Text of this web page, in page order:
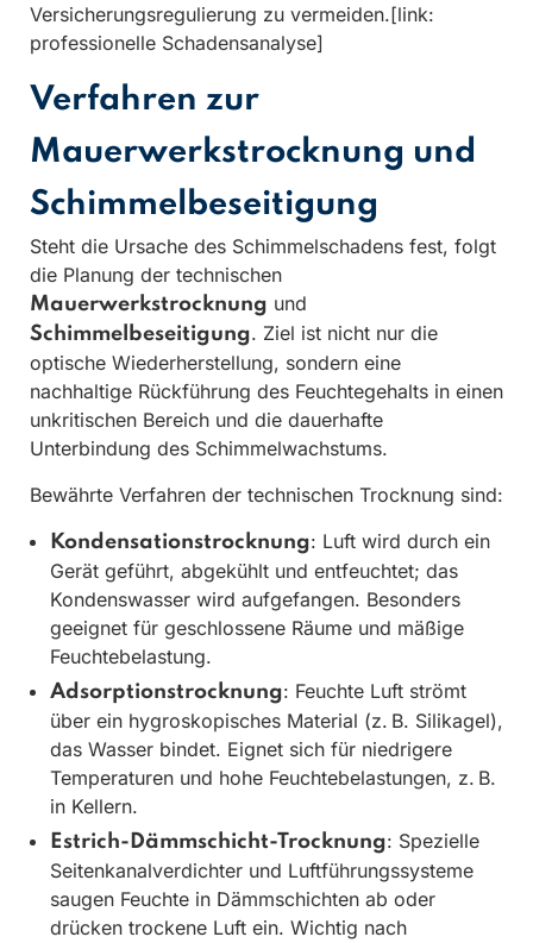
Versicherungsregulierung zu vermeiden.[link:
professionelle Schadensanalyse]
Verfahren zur
Mauerwerkstrocknung und
Schimmelbeseitigung
Steht die Ursache des Schimmelschadens fest, folgt
die Planung der technischen
Mauerwerkstrocknung und
Schimmelbeseitigung. Ziel ist nicht nur die
optische Wiederherstellung, sondern eine
nachhaltige Rückführung des Feuchtegehalts in einen
unkritischen Bereich und die dauerhafte
Unterbindung des Schimmelwachstums.
Bewährte Verfahren der technischen Trocknung sind:
Kondensationstrocknung: Luft wird durch ein
Gerät geführt, abgekühlt und entfeuchtet; das
Kondenswasser wird aufgefangen. Besonders
geeignet für geschlossene Räume und mäßige
Feuchtebelastung.
Adsorptionstrocknung: Feuchte Luft strömt
über ein hygroskopisches Material (z. B. Silikagel),
das Wasser bindet. Eignet sich für niedrigere
Temperaturen und hohe Feuchtebelastungen, z. B.
in Kellern.
Estrich-Dämmschicht-Trocknung: Spezielle
Seitenkanalverdichter und Luftführungssysteme
saugen Feuchte in Dämmschichten ab oder
drücken trockene Luft ein. Wichtig nach